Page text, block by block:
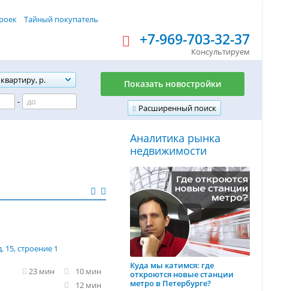
Тайный покупатель
+7-969-703-32-37
Консультируем
р.
-
Расширенный поиск
Показать новостройки
строение 1
23 мин
10 мин
12 мин
Аналитика рынка
недвижимости
Куда мы катимся: где
откроются новые станции
метро в Петербурге?